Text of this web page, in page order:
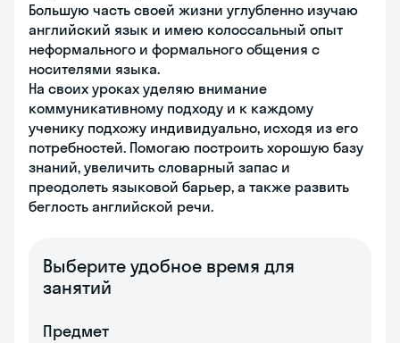
Большую часть своей жизни углубленно изучаю
английский язык и имею колоссальный опыт
неформального и формального общения с
носителями языка.
На своих уроках уделяю внимание
коммуникативному подходу и к каждому
ученику подхожу индивидуально, исходя из его
потребностей. Помогаю построить хорошую базу
знаний, увеличить словарный запас и
преодолеть языковой барьер, а также развить
беглость английской речи.
Выберите удобное время для
занятий
Предмет